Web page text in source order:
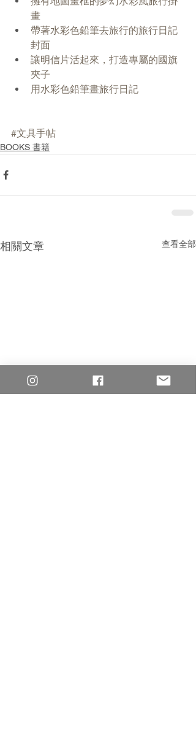
畫
帶著水彩色鉛筆去旅行的旅行日記
封面
讓明信片活起來，打造專屬的國旗
夾子
用水彩色鉛筆畫旅行日記
#文具手帖
BOOKS 書籍
相關文章 查看全部